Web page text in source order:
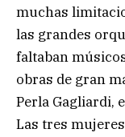
muchas
las grandes
faltaban
obras de gran
Perla Gagliardi,
Las tres